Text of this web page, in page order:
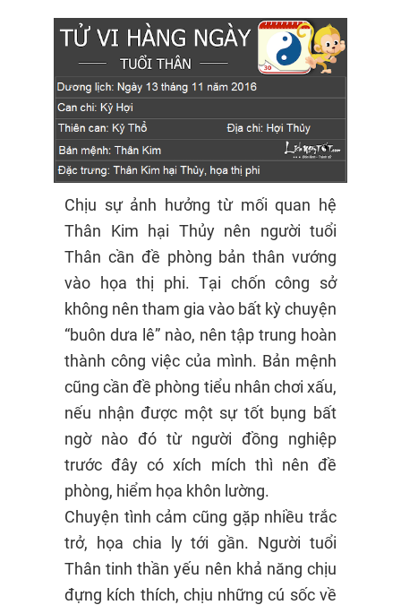
Chịu sự ảnh hưởng từ mối quan hệ
Thân Kim hại Thủy nên người tuổi
Thân cần đề phòng bản thân vướng
vào họa thị phi. Tại chốn công sở
không nên tham gia vào bất kỳ chuyện
“buôn dưa lê” nào, nên tập trung hoàn
thành công việc của mình. Bản mệnh
cũng cần đề phòng tiểu nhân chơi xấu,
nếu nhận được một sự tốt bụng bất
ngờ nào đó từ người đồng nghiệp
trước đây có xích mích thì nên đề
phòng, hiểm họa khôn lường.
Chuyện tình cảm cũng gặp nhiều trắc
trở, họa chia ly tới gần. Người tuổi
Thân tinh thần yếu nên khả năng chịu
đựng kích thích, chịu những cú sốc về